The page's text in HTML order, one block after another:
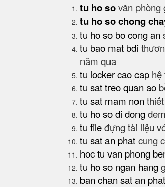
tu ho sovăn phòng
tu ho so chong
tu ho so bo cong an
tu bao mat bdi
năm qua
tu locker cao cap hệ
tu sat treo quan ao
tu sat mam non
tu ho so di dong
tu fileđựng tài liệu
tu sat an phatcung
hoc tu van phong
tu ho so ngan hang
ban chan sat an phat